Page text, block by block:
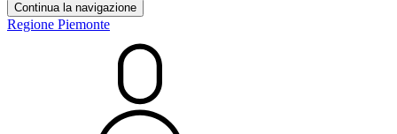
Continua la navigazione
Regione Piemonte